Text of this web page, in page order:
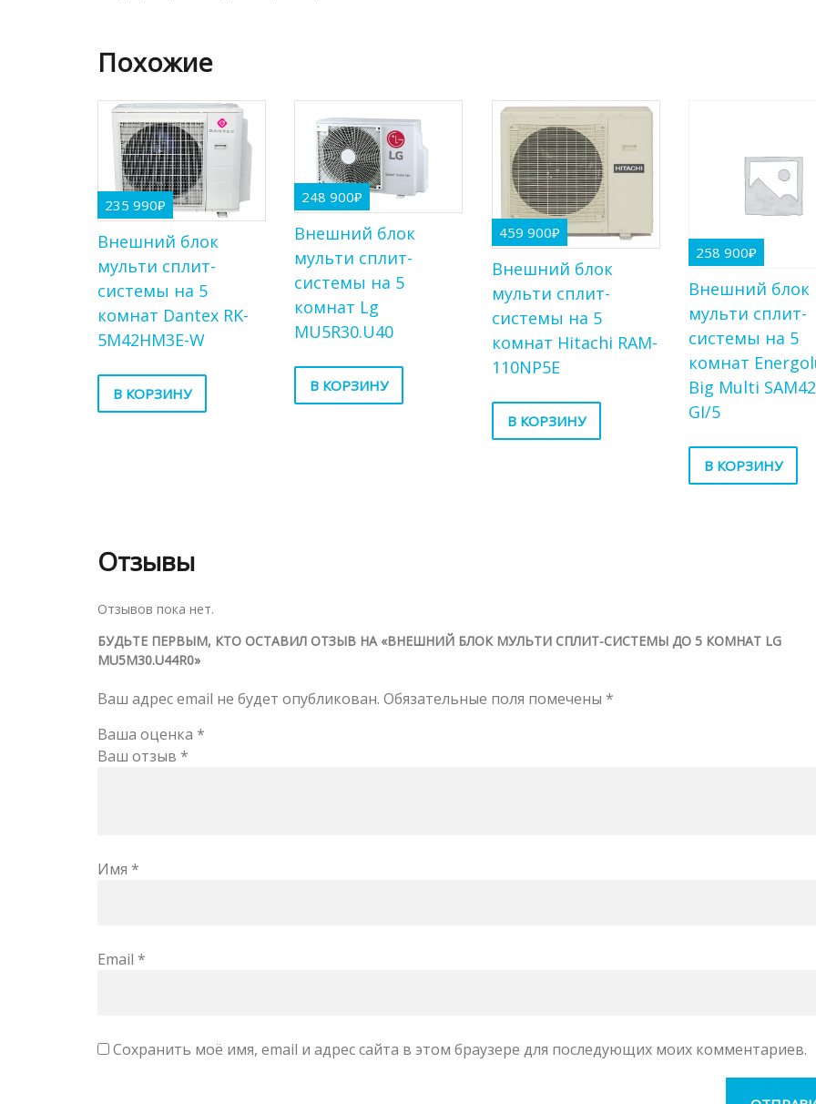
Похожие
235 990₽
Внешний блок
мульти сплит-
системы на 5
комнат Dantex RK-
5M42HM3E-W
В КОРЗИНУ
248 900₽
Внешний блок
мульти сплит-
системы на 5
комнат Lg
MU5R30.U40
В КОРЗИНУ
459 900₽
Внешний блок
мульти сплит-
системы на 5
комнат Hitachi RAM-
110NP5E
В КОРЗИНУ
258 900₽
Внешний блок
мульти сплит-
системы на 5
комнат
Big Multi
GI/5
В КОРЗИНУ
Отзывы
Отзывов пока нет.
БУДЬТЕ ПЕРВЫМ, КТО ОСТАВИЛ ОТЗЫВ НА «ВНЕШНИЙ БЛОК МУЛЬТИ СПЛИТ-СИСТЕМЫ ДО 5 КОМНАТ LG
MU5M30.U44R0»
Ваш адрес email не будет опубликован. Обязательные поля помечены *
Ваша оценка *
Ваш отзыв *
Имя *
Email *
Сохранить моё имя, email и адрес сайта в этом браузере для последующих моих комментариев.